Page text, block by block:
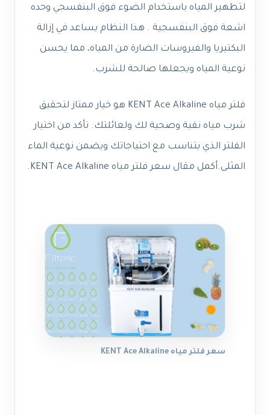
لتطهير المياه باستخدام الضوء فوق البنفسجي وحده
اشعة فوق البنفسجية . هذا النظام يساعد في إزالة
البكتيريا والفيروسات الضارة من المياه، مما يحسن
نوعية المياه ويجعلها صالحة للشرب.
فلتر مياه KENT Ace Alkaline هو خيار ممتاز لتحقيق
شرب مياه نقية وصحية لك ولعائلتك. تأكد من اختيار
الفلتر الذي يتناسب مع احتياجاتك ويضمن نوعية الماء
المثلى.أكمل مقال سعر فلتر مياه KENT Ace Alkaline.
سعر فلتر مياه KENT Ace Alkaline